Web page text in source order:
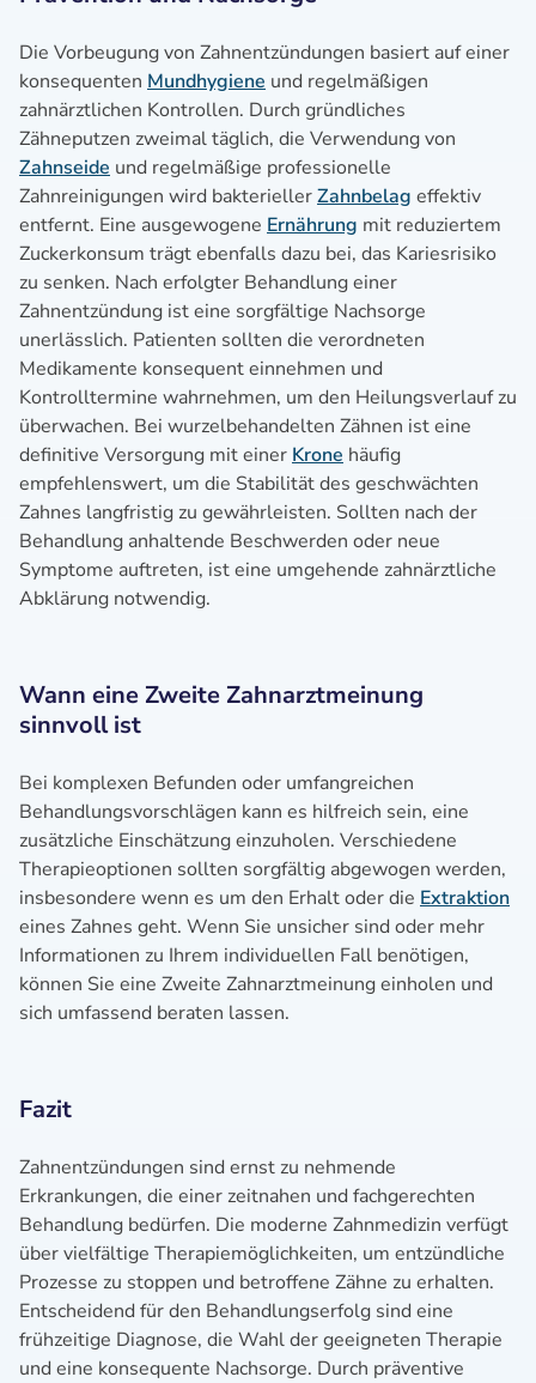
Die Vorbeugung von Zahnentzündungen basiert auf einer
konsequenten Mundhygiene und regelmäßigen
zahnärztlichen Kontrollen. Durch gründliches
Zähneputzen zweimal täglich, die Verwendung von
Zahnseide und regelmäßige professionelle
Zahnreinigungen wird bakteriellerZahnbelag effektiv
entfernt. Eine ausgewogene Ernährung mit reduziertem
Zuckerkonsum trägt ebenfalls dazu bei, das Kariesrisiko
zu senken. Nach erfolgter Behandlung einer
Zahnentzündung ist eine sorgfältige Nachsorge
unerlässlich. Patienten sollten die verordneten
Medikamente konsequent einnehmen und
Kontrolltermine wahrnehmen, um den Heilungsverlauf zu
überwachen. Bei wurzelbehandelten Zähnen ist eine
definitive Versorgung mit einer Krone häufig
empfehlenswert, um die Stabilität des geschwächten
Zahnes langfristig zu gewährleisten. Sollten nach der
Behandlung anhaltende Beschwerden oder neue
Symptome auftreten, ist eine umgehende zahnärztliche
Abklärung notwendig.
Wann eine Zweite Zahnarztmeinung
sinnvoll ist
Bei komplexen Befunden oder umfangreichen
Behandlungsvorschlägen kann es hilfreich sein, eine
zusätzliche Einschätzung einzuholen. Verschiedene
Therapieoptionen sollten sorgfältig abgewogen werden,
insbesondere wenn es um den Erhalt oder die Extraktion
eines Zahnes geht. Wenn Sie unsicher sind oder mehr
Informationen zu Ihrem individuellen Fall benötigen,
können Sie eine Zweite Zahnarztmeinung einholen und
sich umfassend beraten lassen.
Fazit
Zahnentzündungen sind ernst zu nehmende
Erkrankungen, die einer zeitnahen und fachgerechten
Behandlung bedürfen. Die moderne Zahnmedizin verfügt
über vielfältige Therapiemöglichkeiten, um entzündliche
Prozesse zu stoppen und betroffene Zähne zu erhalten.
Entscheidend für den Behandlungserfolg sind eine
frühzeitige Diagnose, die Wahl der geeigneten Therapie
und eine konsequente Nachsorge. Durch präventive